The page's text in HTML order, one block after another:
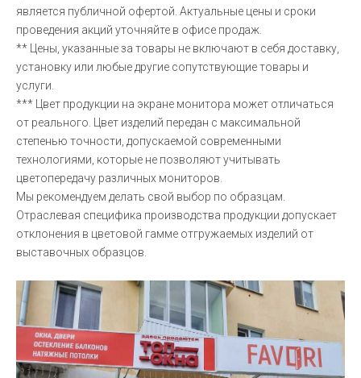
является публичной офертой. Актуальные цены и сроки
проведения акций уточняйте в офисе продаж.
** Цены, указанные за товары не включают в себя доставку,
установку или любые другие сопутствующие товары и
услуги.
*** Цвет продукции на экране монитора может отличаться
от реального. Цвет изделий передан с максимальной
степенью точности, допускаемой современными
технологиями, которые не позволяют учитывать
цветопередачу различных мониторов.
Мы рекомендуем делать свой выбор по образцам.
Отраслевая специфика производства продукции допускает
отклонения в цветовой гамме отгружаемых изделий от
выставочных образцов.